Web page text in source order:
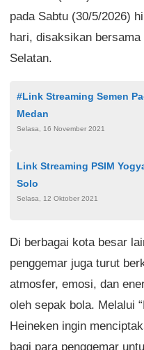
pada Sabtu (30/5/2026)
hari, disaksikan
Selatan.
#Link Streaming Semen
Medan
Selasa, 16 November 2021
Link Streaming PSIM
Solo
Selasa, 12 Oktober 2021
Di berbagai kota besar
penggemar juga turut
atmosfer, emosi, dan
oleh sepak bola. Melalui
Heineken ingin
bagi para penggemar